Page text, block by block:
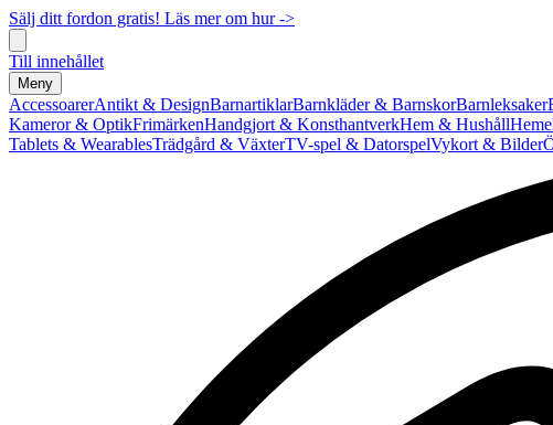
Sälj ditt fordon gratis! Läs mer om hur ->
Till innehållet
Meny
AccessoarerAntikt & DesignBarnartiklarBarnkläder & BarnskorBarnleksaker
Kameror & OptikFrimärkenHandgjort & KonsthantverkHem & Hushåll
Tablets & WearablesTrädgård & VäxterTV-spel & DatorspelVykort & Bilder